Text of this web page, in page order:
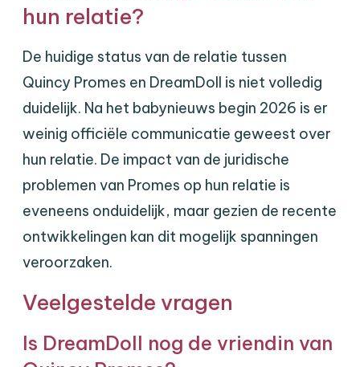
hun relatie?
De huidige status van de relatie tussen
Quincy Promes en DreamDoll is niet volledig
duidelijk. Na het babynieuws begin 2026 is er
weinig officiële communicatie geweest over
hun relatie. De impact van de juridische
problemen van Promes op hun relatie is
eveneens onduidelijk, maar gezien de recente
ontwikkelingen kan dit mogelijk spanningen
veroorzaken.
Veelgestelde vragen
Is DreamDoll nog de vriendin van